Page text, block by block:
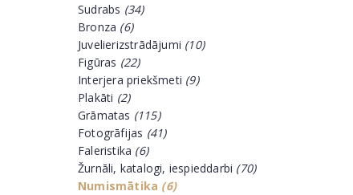
Sudrabs (34)
Bronza (6)
Juvelierizstrādājumi (10)
Figūras (22)
Interjera priekšmeti (9)
Plakāti (2)
Grāmatas (115)
Fotogrāfijas (41)
Faleristika (6)
Žurnāli, katalogi, iespieddarbi (70)
Numismātika (6)